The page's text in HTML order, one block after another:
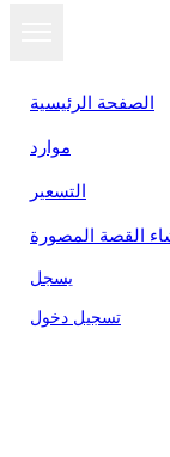
الصفحة الرئيسية
موارد
التسعير
القصة المصورة
يسجل
تسجيل دخول
عرض كشرائح